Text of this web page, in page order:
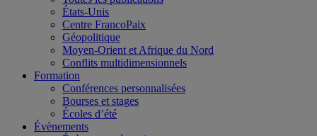
États-Unis
Centre FrancoPaix
Géopolitique
Moyen-Orient et Afrique du Nord
Conflits multidimensionnels
Formation
Conférences personnalisées
Bourses et stages
Écoles d’été
Évènements